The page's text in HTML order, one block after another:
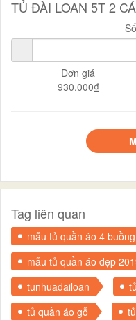
TỦ ĐÀI LOAN 5T 2
-
Đơn giá
930.000₫
Tag liên quan
mẫu tủ quần áo 4 buồng
mẫu tủ quần áo đẹp
tunhuadailoan
tủ quần áo gỗ